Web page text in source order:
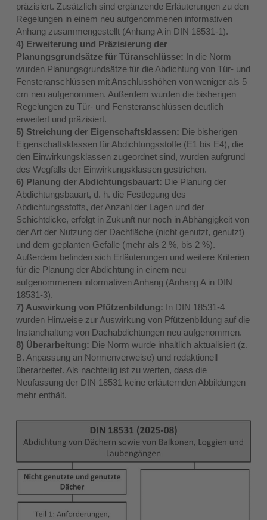
präzisiert. Zusätzlich sind ergänzende Erläuterungen zu den
Regelungen in einem neu aufgenommenen informativen
Anhang zusammengestellt (Anhang A in DIN 18531-1).
4) Erweiterung und Präzisierung der
Planungsgrundsätze für Türanschlüsse: In die Norm
wurden Planungsgrundsätze für die Abdichtung von Tür- und
Fensteranschlüssen mit Anschlusshöhen von weniger als 5
cm neu aufgenommen. Außerdem wurden die bisherigen
Regelungen zu Tür- und Fensteranschlüssen deutlich
erweitert und präzisiert.
5) Streichung der Eigenschaftsklassen: Die bisherigen
Eigenschaftsklassen für Abdichtungsstoffe (E1 bis E4), die
den Einwirkungsklassen zugeordnet sind, wurden aufgrund
des Wegfalls der Einwirkungsklassen gestrichen.
6) Planung der Abdichtungsbauart: Die Planung der
Abdichtungsbauart, d. h. die Festlegung des
Abdichtungsstoffs, der Anzahl der Lagen und der
Schichtdicke, erfolgt in Zukunft nur noch in Abhängigkeit von
der Art der Nutzung der Dachfläche (nicht genutzt, genutzt)
und dem geplanten Gefälle (mehr als 2 %, bis 2 %).
Außerdem befinden sich Erläuterungen und weitere Kriterien
für die Planung der Abdichtung in einem neu
aufgenommenen informativen Anhang (Anhang A in DIN
18531-3).
7) Auswirkung von Pfützenbildung: In DIN 18531-4
wurden Hinweise zur Auswirkung von Pfützenbildung auf die
Instandhaltung von Dachabdichtungen neu aufgenommen.
8) Überarbeitung: Die Norm wurde inhaltlich aktualisiert (z.
B. Anpassung an Normenverweise) und redaktionell
überarbeitet. Als nachteilig ist zu werten, dass die
Neufassung der DIN 18531 keine erläuternden Abbildungen
mehr enthält.